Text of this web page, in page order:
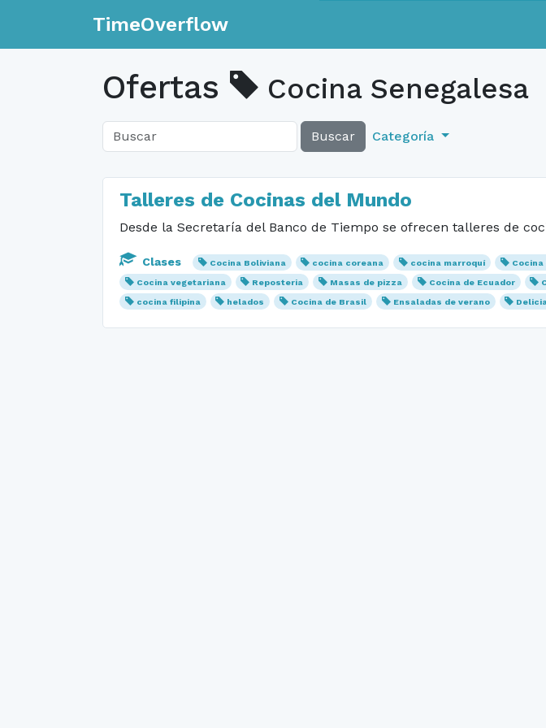
TimeOverflow
Ofertas Cocina Senegalesa
Buscar Categoría
Talleres de Cocinas del Mundo
Desde la Secretaría del Banco de Tiempo se ofrecen talleres de
Clases Cocina Boliviana cocina coreana cocina marroquí
Cocina vegetariana
Reposteria Masas de pizza Cocina de Ecuador
cocina filipina
helados Cocina de Brasil Ensaladas de verano